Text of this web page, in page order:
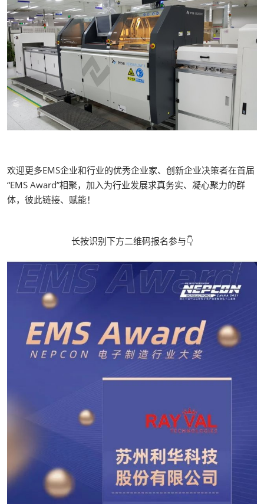
欢迎更多EMS企业和行业的优秀企业家、创新企业决策者在首届
“EMS Award”相聚，加入为行业发展求真务实、凝心聚力的群
体，彼此链接、赋能！
长按识别下方二维码报名参与👇